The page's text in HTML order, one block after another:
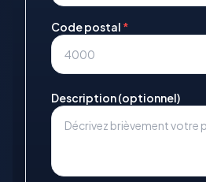
Code postal *
Description (optionnel)